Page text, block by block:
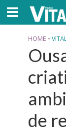
HOME •
de